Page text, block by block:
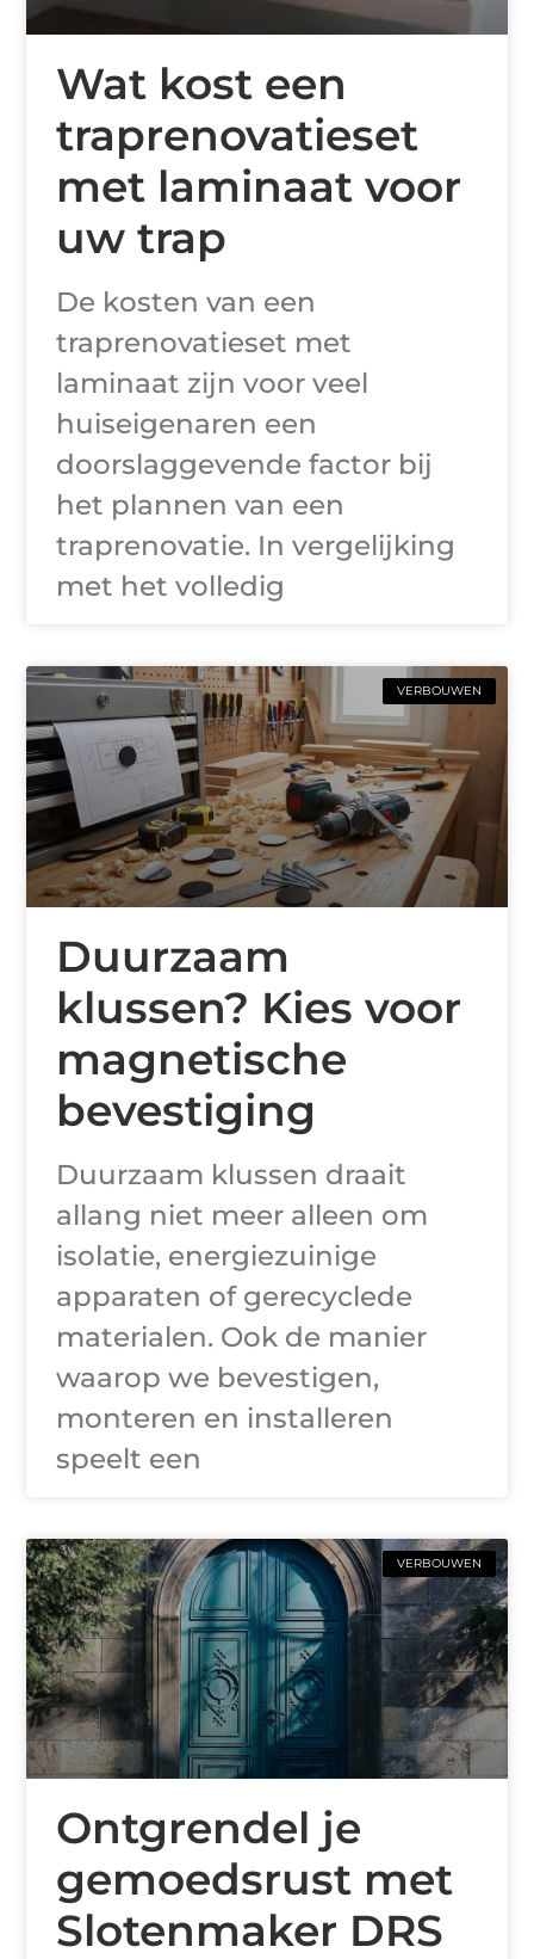
Wat kost een
traprenovatieset
met laminaat voor
uw trap
De kosten van een
traprenovatieset met
laminaat zijn voor veel
huiseigenaren een
doorslaggevende factor bij
het plannen van een
traprenovatie. In vergelijking
met het volledig
VERBOUWEN
Duurzaam
klussen? Kies voor
magnetische
bevestiging
Duurzaam klussen draait
allang niet meer alleen om
isolatie, energiezuinige
apparaten of gerecyclede
materialen. Ook de manier
waarop we bevestigen,
monteren en installeren
speelt een
VERBOUWEN
Ontgrendel je
gemoedsrust met
Slotenmaker DRS